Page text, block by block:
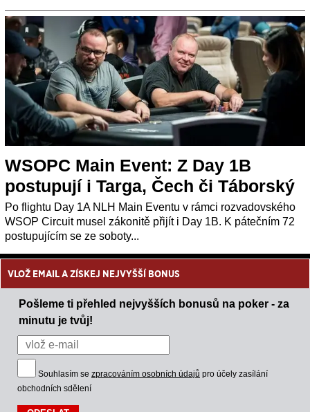
WSOPC Main Event: Z Day 1B
postupují i Targa, Čech či Táborský
Po flightu Day 1A NLH Main Eventu v rámci rozvadovského
WSOP Circuit musel zákonitě přijít i Day 1B. K pátečním 72
postupujícím se ze soboty...
VLOŽ EMAIL A ZÍSKEJ NEJVYŠŠÍ BONUS
Pošleme ti přehled nejvyšších bonusů na poker - za
minutu je tvůj!
Souhlasím se zpracováním osobních údajů pro účely zasílání
obchodních sdělení